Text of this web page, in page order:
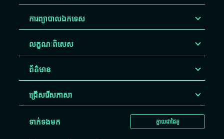
ការព្យាបាលឯកទេស
លក្ខណៈពិសេស
ព័ត៌មាន
ជ្រើសរើស​ភាសា
ក្លាយជាដៃគូ
ទាក់ទងមក